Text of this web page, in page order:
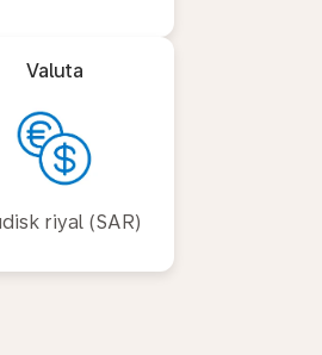
Valuta
riyal (SAR)